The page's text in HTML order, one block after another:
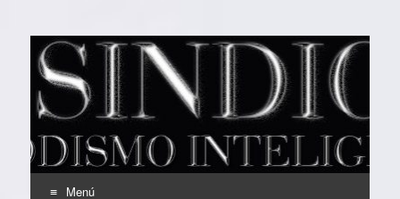
EL SINDICAL
Periodismo Inteligente
Menú